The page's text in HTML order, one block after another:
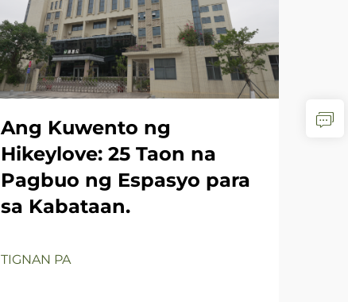
Ang Kuwento ng
Hikeylove: 25 Taon na
Pagbuo ng Espasyo para
sa Kabataan.
TIGNAN PA